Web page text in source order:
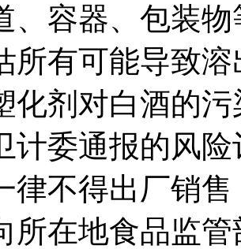
、容器、包装
所有可能导致
化剂对白酒的
计委通报的风
律不得出厂销
所在地食品监